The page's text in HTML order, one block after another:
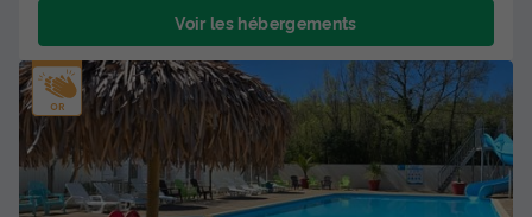
Voir les hébergements